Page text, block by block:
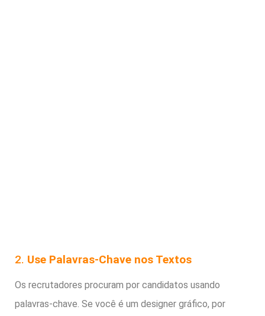
2. Use Palavras-Chave nos Textos
Os recrutadores procuram por candidatos usando
palavras-chave. Se você é um designer gráfico, por